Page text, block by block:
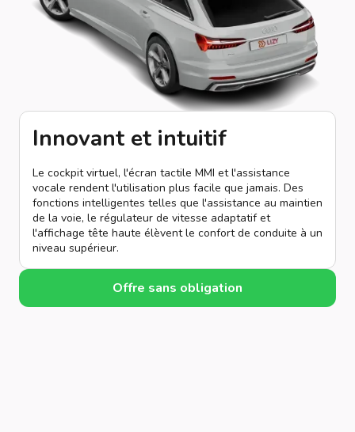
Innovant et intuitif
Le cockpit virtuel, l'écran tactile MMI et l'assistance
vocale rendent l'utilisation plus facile que jamais. Des
fonctions intelligentes telles que l'assistance au maintien
de la voie, le régulateur de vitesse adaptatif et
l'affichage tête haute élèvent le confort de conduite à un
niveau supérieur.
Offre sans obligation